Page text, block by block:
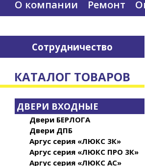
О компании Ремонт
Сотрудничество
КАТАЛОГ ТОВАРОВ
ДВЕРИ ВХОДНЫЕ
Двери БЕРЛОГА
Двери ДПБ
Аргус серия «ЛЮКС 3К»
Аргус серия «ЛЮКС ПРО 3К»
Аргус серия «ЛЮКС АС»